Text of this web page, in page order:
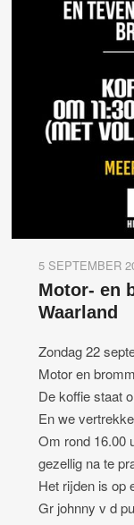
5 SEPTEMBER
Motor- en
Waarland
Zondag 22
Motor en
De koffie staat
En we
Om rond 16.00
gezellig na te
Het rijden is op
Gr johnny v d